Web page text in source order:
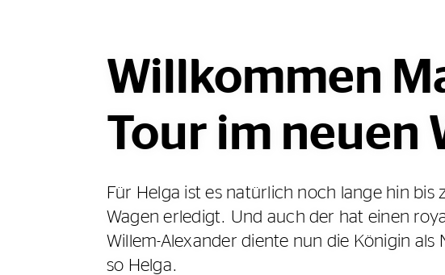
Willkommen
Tour im neuen
Für Helga ist es natürlich noch lange hin
Wagen erledigt. Und auch der hat einen
Willem-Alexander diente nun die Königin
so Helga.